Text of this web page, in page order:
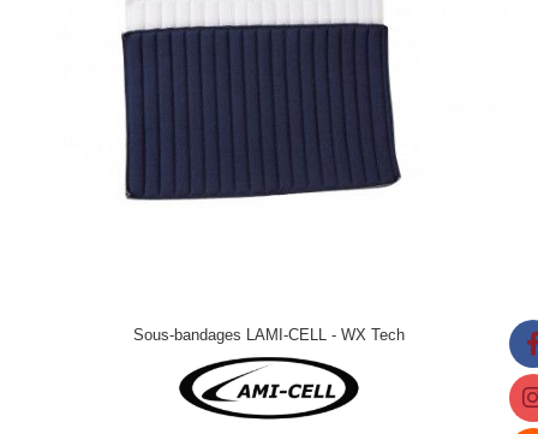
Sous-bandages LAMI-CELL - WX Tech